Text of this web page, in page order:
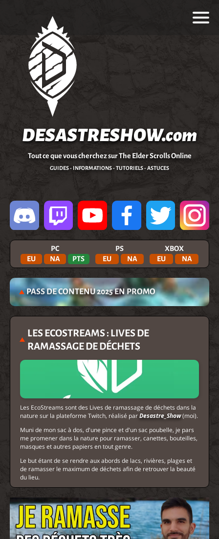
DESASTRESHOW.com
Tout ce que vous cherchez sur The Elder Scrolls Online
GUIDES - INFORMATIONS - TUTORIELS - ASTUCES
PC
EU
NA PTS
PS
EU
NA
XBOX
EU
NA
PASS DE CONTENU 2025 EN PROMO
LES ECOSTREAMS : LIVES DE
RAMASSAGE DE DÉCHETS
Les EcoStreams sont des Lives de ramassage de déchets dans la
nature sur la plateforme Twitch, réalisé parDesastre_Show(moi).
Muni de mon sac à dos, d'une pince et d'un sac poubelle, je pars
me promener dans la nature pour ramasser, canettes, bouteilles,
masques et autres papiers en tout genre.
Le but étant de se rendre aux abords de lacs, rivières, plages et
de ramasser le maximum de déchets afin de retrouver la beauté
du lieu.